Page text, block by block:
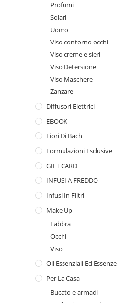
Profumi
Solari
Uomo
Viso contorno occhi
Viso creme e sieri
Viso Detersione
Viso Maschere
Zanzare
Diffusori Elettrici
EBOOK
Fiori Di Bach
Formulazioni Esclusive
GIFT CARD
INFUSI A FREDDO
Infusi In Filtri
Make Up
Labbra
Occhi
Viso
Oli Essenziali Ed Essenze
Per La Casa
Bucato e armadi